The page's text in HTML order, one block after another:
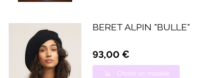
BERET ALPIN "BULLE"
93,00 €
Choisir un modèle